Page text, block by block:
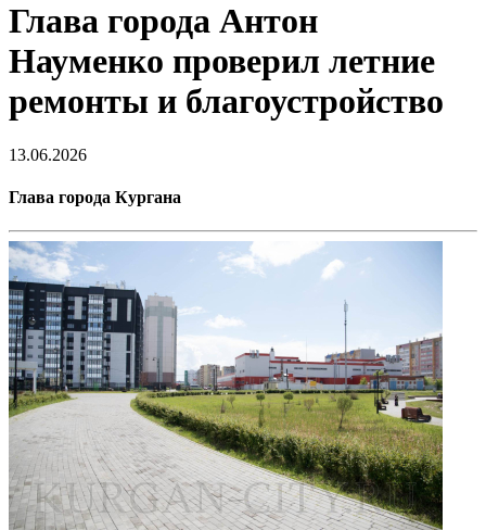
Глава города Антон
Науменко проверил летние
ремонты и благоустройство
13.06.2026
Глава города Кургана